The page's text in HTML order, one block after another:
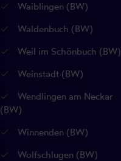
Waiblingen (BW)
Waldenbuch (BW)
Weil im Schönbuch (BW)
Weinstadt (BW)
Wendlingen am Neckar
(BW)
Winnenden (BW)
Wolfschlugen (BW)